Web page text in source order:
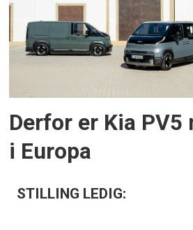
Derfor er Kia
i Europa
STILLING LEDIG: